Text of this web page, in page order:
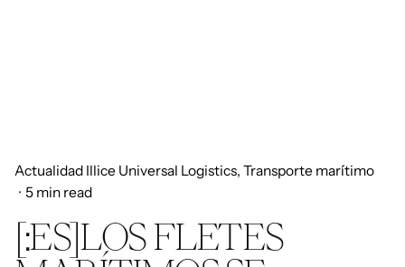
Actualidad Illice Universal Logistics Transporte marítimo
5 min read
[:ES]LOS FLETES